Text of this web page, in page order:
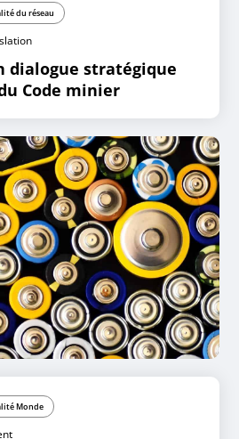
du réseau
dialogue stratégique
Code minier
Monde